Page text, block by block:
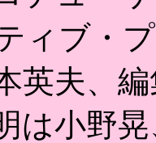
ィブ・
英夫、
は小野